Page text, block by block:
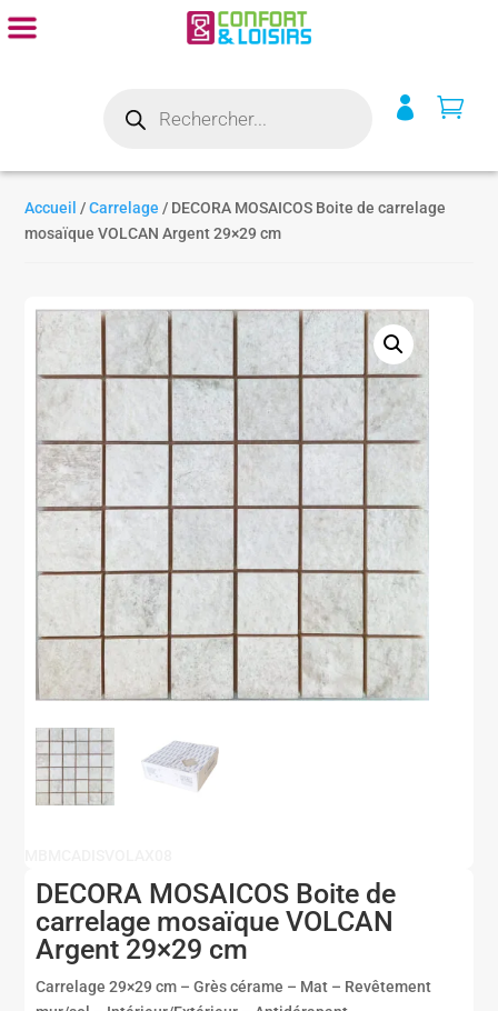
produits
 
Accueil /Carrelage / DECORA MOSAICOS Boite de carrelage
mosaïque VOLCAN Argent 29×29 cm
DECORA MOSAICOS Boite de
carrelage mosaïque VOLCAN
Argent 29×29 cm
Carrelage 29×29 cm – Grès cérame – Mat – Revêtement